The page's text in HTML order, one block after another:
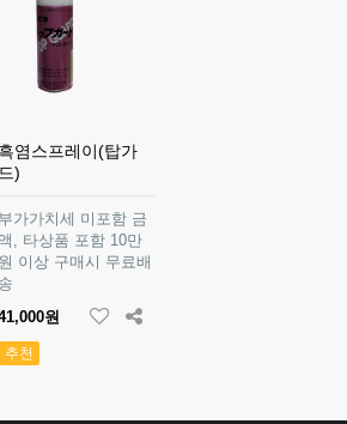
흑염스프레이(탑가
드)
부가가치세 미포함 금
액, 타상품 포함 10만
원 이상 구매시 무료배
송
원
추천